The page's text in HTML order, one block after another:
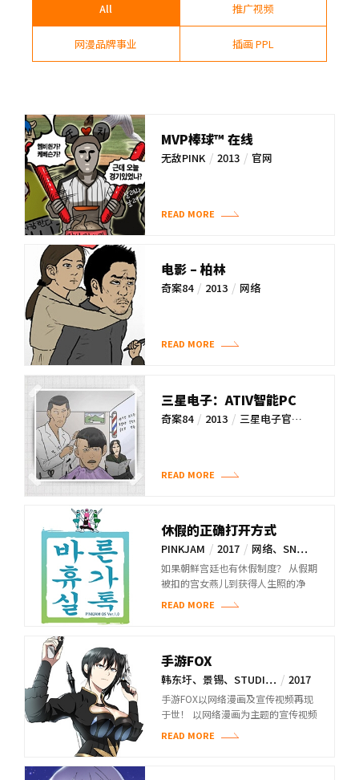
All 推广视频
网漫品牌事业 插画 PPL
MVP棒球™ 在线
无敌PINK / 2013 / 官网
READ MORE
电影 – 柏林
奇案84 / 2013 / 网络
READ MORE
三星电子：ATIV智能PC
“一定诗”征集活动
奇案84 / 2013 / 三星电子官…
READ MORE
休假的正确打开方式
PINKJAM / 2017 / 网络、SN…
如果朝鲜宫廷也有休假制度？ 从假期
被扣的宫女燕儿到获得人生照的净
READ MORE
手游FOX
韩东圩、景锡、STUDI… / 2017
/ 官网、SN…
手游FOX以网络漫画及宣传视频再现
于世！ 以网络漫画为主题的宣传视频
READ MORE